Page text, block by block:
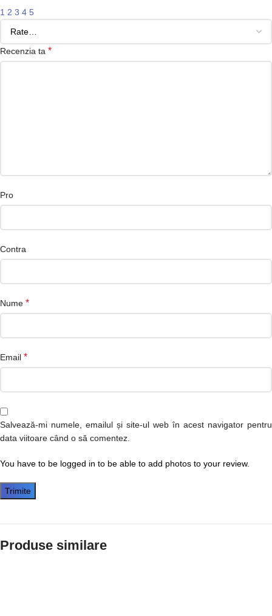
1 2 3 4 5
Recenzia ta *
Pro
Contra
Nume *
Email *
Salvează-mi numele, emailul și site-ul web în acest navigator pentru
data viitoare când o să comentez.
You have to be logged in to be able to add photos to your review.
Produse similare